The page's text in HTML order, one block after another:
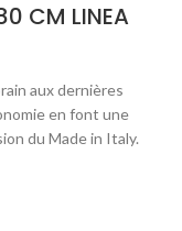
CM LINEA
aux dernières
en font une
du Made in Italy.